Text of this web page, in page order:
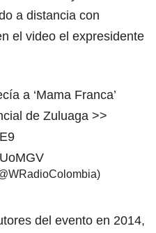
a distancia con
el video el expresidente
a ‘Mama Franca’
de Zuluaga >>
del evento en 2014,